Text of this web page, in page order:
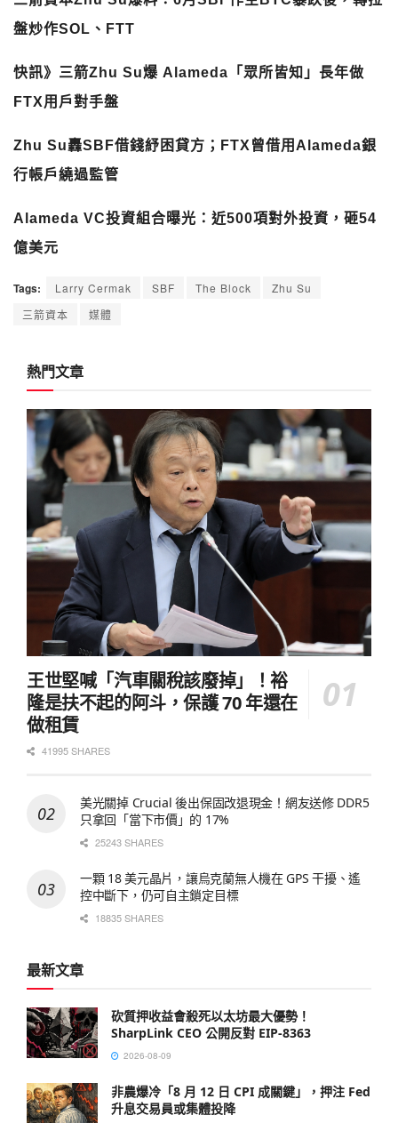
盤炒作SOL、FTT
快訊》三箭Zhu Su爆 Alameda「眾所皆知」長年做
FTX用戶對手盤
Zhu Su轟SBF借錢紓困貸方；FTX曾借用Alameda銀
行帳戶繞過監管
Alameda VC投資組合曝光：近500項對外投資，砸54
億美元
Tags: Larry Cermak SBF The Block
Zhu Su
三箭資本
媒體
熱門文章
王世堅喊「汽車關稅該廢掉」！裕
隆是扶不起的阿斗，保護 70 年還在
做租賃
41995 SHARES
美光關掉 Crucial 後出保固改退現金！網友送修 DDR5
只拿回「當下市價」的 17%
25243 SHARES
一顆 18 美元晶片，讓烏克蘭無人機在 GPS 干擾、遙
控中斷下，仍可自主鎖定目標
18835 SHARES
最新文章
砍質押收益會殺死以太坊最大優勢！
SharpLink CEO 公開反對 EIP-8363
2026-08-09
非農爆冷「8 月 12 日 CPI 成關鍵」，押注 Fed
升息交易員或集體投降